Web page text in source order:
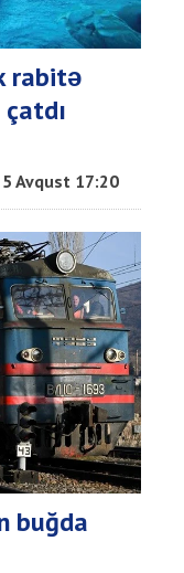
rabitə
5 Avqust 17:20
buğda